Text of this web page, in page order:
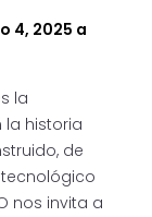
4, 2025 a
la
historia
de
nos invita a